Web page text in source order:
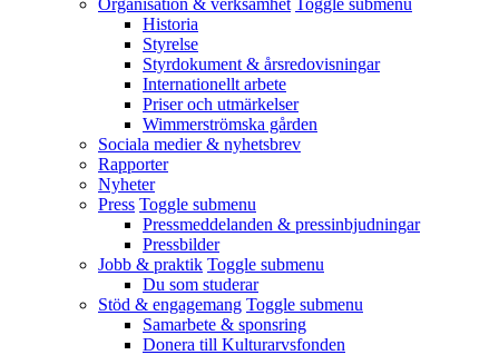
Organisation & verksamhet Toggle submenu
Historia
Styrelse
Styrdokument & årsredovisningar
Internationellt arbete
Priser och utmärkelser
Wimmerströmska gården
Sociala medier & nyhetsbrev
Rapporter
Nyheter
Press Toggle submenu
Pressmeddelanden & pressinbjudningar
Pressbilder
Jobb & praktik Toggle submenu
Du som studerar
Stöd & engagemang Toggle submenu
Samarbete & sponsring
Donera till Kulturarvsfonden